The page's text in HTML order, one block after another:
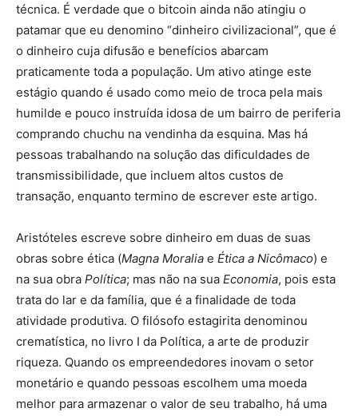
técnica. É verdade que o bitcoin ainda não atingiu o
patamar que eu denomino “dinheiro civilizacional”, que é
o dinheiro cuja difusão e benefícios abarcam
praticamente toda a população. Um ativo atinge este
estágio quando é usado como meio de troca pela mais
humilde e pouco instruída idosa de um bairro de periferia
comprando chuchu na vendinha da esquina. Mas há
pessoas trabalhando na solução das dificuldades de
transmissibilidade, que incluem altos custos de
transação, enquanto termino de escrever este artigo.
Aristóteles escreve sobre dinheiro em duas de suas
obras sobre ética (Magna Moralia e Ética a Nicômaco) e
na sua obra Política; mas não na sua Economia, pois esta
trata do lar e da família, que é a finalidade de toda
atividade produtiva. O filósofo estagirita denominou
crematística, no livro I da Política, a arte de produzir
riqueza. Quando os empreendedores inovam o setor
monetário e quando pessoas escolhem uma moeda
melhor para armazenar o valor de seu trabalho, há uma